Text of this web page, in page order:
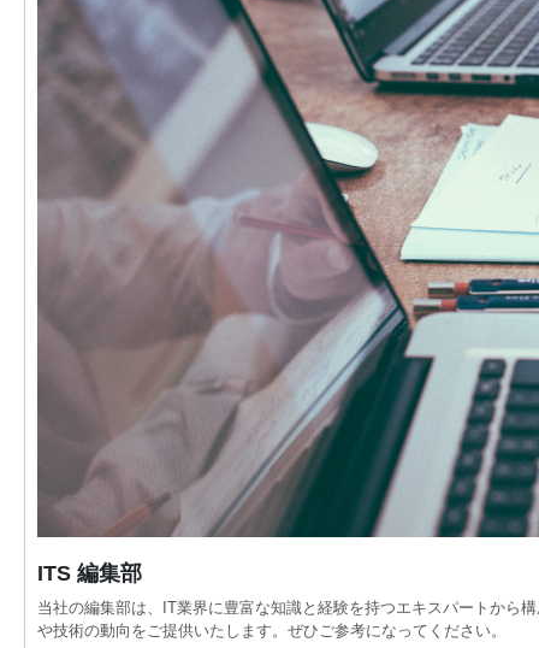
ITS 編集部
当社の編集部は、IT業界に豊富な知識と経験を持つエキスパートから
や技術の動向をご提供いたします。ぜひご参考になってください。